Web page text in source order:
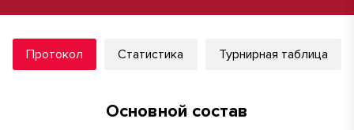
Протокол Статистика Турнирная таблица
Основной состав